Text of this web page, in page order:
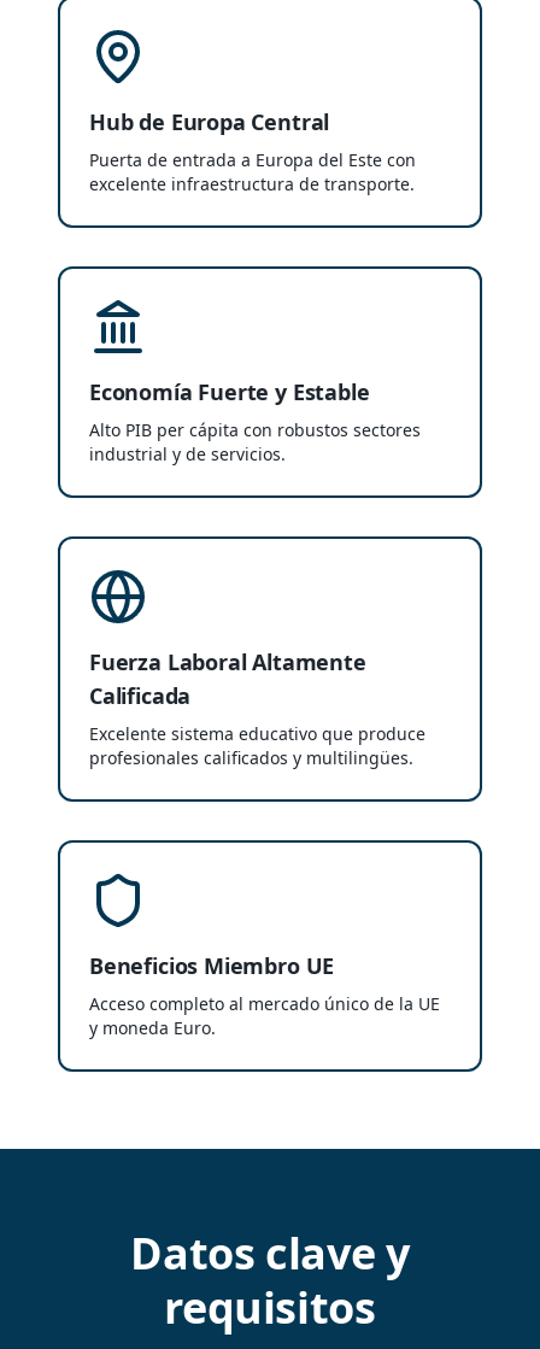
Hub de Europa Central
Puerta de entrada a Europa del Este con
excelente infraestructura de transporte.
Economía Fuerte y Estable
Alto PIB per cápita con robustos sectores
industrial y de servicios.
Fuerza Laboral Altamente
Calificada
Excelente sistema educativo que produce
profesionales calificados y multilingües.
Beneficios Miembro UE
Acceso completo al mercado único de la UE
y moneda Euro.
Datos clave y
requisitos